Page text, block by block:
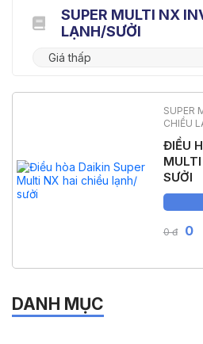
SUPER MULTI NX
LẠNH/SƯỞI
SUPER
CHIỀU
ĐIỀU
SƯỞI
0 đ 0
DANH MỤC